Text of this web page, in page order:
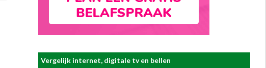
Vergelijk internet, digitale tv en bellen